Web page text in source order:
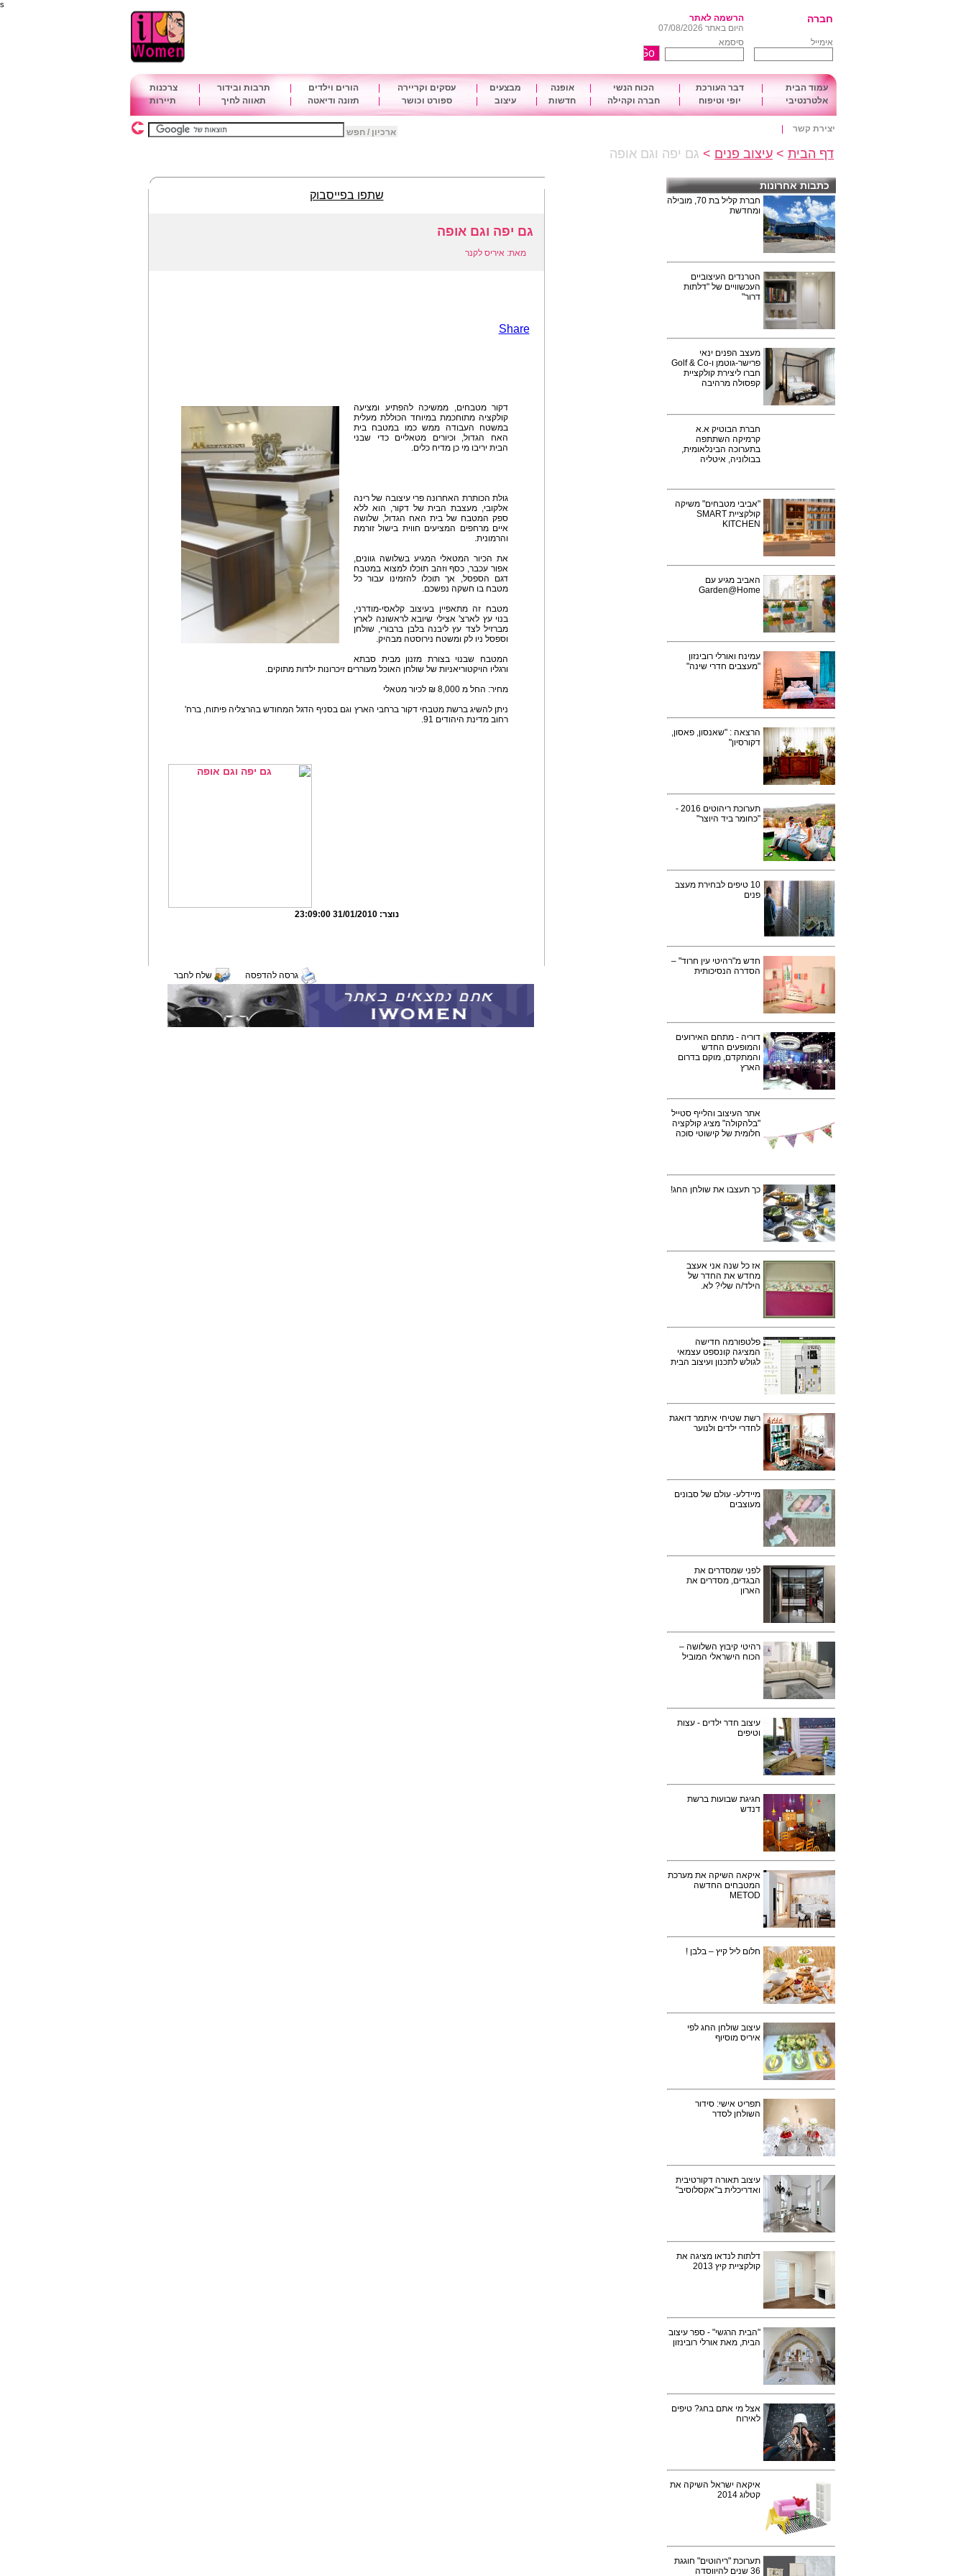
s
חברה
הרשמה לאתר
היום באתר 07/08/2026
אימייל
סיסמא
עמוד הבית דבר העורכת הכוח הנשי אופנה מבצעים עסקים וקריירה הורים וילדים תרבות ובידור
צרכנות
אלטרנטיבי
יופי וטיפוח חברה וקהילה חדשות עיצוב ספורט וכושר תזונה ודיאטה תאווה לחיך תיירות
יצירת קשר ארכיון / חפש
דף הבית > עיצוב פנים > גם יפה וגם אופה
כתבות אחרונות
חברת קליל בת 70, מובילה
ומחדשת
הטרנדים העיצוביים
העכשוויים של "דלתות
דרור"
מעצב הפנים ינאי
פרישר-גוטמן ו-Golf & Co
חברו ליצירת קולקציית
קפסולה מרהיבה
חברת הבוטיק א.א
קרמיקה השתתפה
בתערוכה הבינלאומית,
בבולוניה, איטליה
"אביבי מטבחים" משיקה
קולקציית SMART
KITCHEN
האביב מגיע עם
Garden@Home
עמינח ואורלי רובינזון
"מעצבים חדרי שינה"
הרצאה : "שאנסון, פאסון,
דקורסיון"
תערוכת ריהוטים 2016 -
"כחומר ביד היוצר"
10 טיפים לבחירת מעצב
פנים
חדש מ"רהיטי עין חרוד" –
הסדרה הנסיכותית
דוריה - מתחם האירועים
והמופעים החדש
והמתקדם, מוקם בדרום
הארץ
אתר העיצוב והלייף סטייל
"בלהקולה" מציג קולקציה
חלומית של קישוטי סוכה
כך תעצבו את שולחן החג!
אז כל שנה אני אעצב
מחדש את החדר של
הילד/ה שלי? לא.
פלטפורמה חדישה
המציגה קונספט עצמאי
לגולש לתכנון ועיצוב הבית
רשת שטיחי איתמר דואגת
לחדרי ילדים ולנוער
מיידלע- עולם של סבונים
מעוצבים
לפני שמסדרים את
הבגדים, מסדרים את
הארון
רהיטי קיבוץ השלושה –
הכוח הישראלי המוביל
עיצוב חדר ילדים - עצות
וטיפים
חגיגת שבועות ברשת
דנדש
איקאה השיקה את מערכת
המטבחים החדשה
METOD
חלום ליל קיץ – בלבן !
עיצוב שולחן החג לפי
איריס מוסיוף
תפריט אישי: סידור
השולחן לסדר
עיצוב תאורה דקורטיבית
ואדריכלית ב"אקסלוסיב"
דלתות לנדאו מציגה את
קולקציית קיץ 2013
"הבית הרגשי" - ספר עיצוב
הבית, מאת אורלי רובינזון
אצל מי אתם בחג? טיפים
לאירוח
איקאה ישראל השיקה את
קטלוג 2014
תערוכת "ריהוטים" חוגגת
36 שנים להיווסדה
שתפו בפייסבוק
גם יפה וגם אופה
מאת: איריס לקנר
Share
דקור מטבחים, ממשיכה להפתיע ומציעה
קולקציה מתוחכמת במיוחד הכוללת מעלית
במשטח העבודה ממש כמו במטבח בית
האח הגדול, וכיורים מטאליים כדי שבני
הבית יריבו מי כן מדיח כלים.
גולת הכותרת האחרונה פרי עיצובה של רינה
אלקובי, מעצבת הבית של דקור, הוא ללא
ספק המטבח של בית האח הגדול, שלושה
איים מרחפים המציעים חווית בישול זורמת
והרמונית.
את הכיור המטאלי המגיע בשלושה גוונים,
אפור עכבר, כסף וזהב תוכלו למצוא במטבח
דגם הספסל, אך תוכלו להזמינו עבור כל
מטבח בו חשקה נפשכם.
מטבח זה מתאפיין בעיצוב קלאסי-מודרני,
בנוי עץ לארצ' אצילי שיובא לראשונה לארץ
מברזיל לצד עץ ליבנה בלבן ברבורי, שולחן
וספסל ניו לק ומשטח נירוסטה מבהיק.
המטבח שבנוי בצורת מזנון מבית סבתא
ורגליו הויקטוריאניות של שולחן האוכל מעוררים זיכרונות ילדות מתוקים.
מחיר: החל מ 8,000 ₪ לכיור מטאלי
ניתן להשיג ברשת מטבחי דקור ברחבי הארץ וגם בסניף הדגל המחודש בהרצליה פיתוח, ברח'
רחוב מדינת היהודים 91.
נוצר:31/01/2010 23:09:00
גרסה להדפסה שלח לחבר